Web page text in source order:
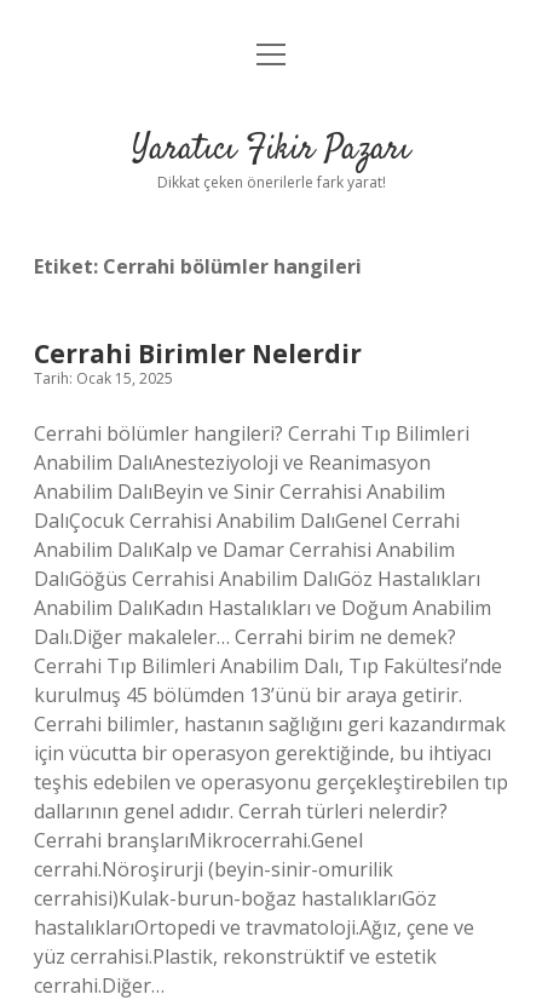
Anasayfa
Yasal Uyarı
menüyü
Yaratıcı Fikir Pazarı
Dikkat çeken önerilerle fark yarat!
Etiket: Cerrahi bölümler hangileri
Cerrahi Birimler Nelerdir
Tarih: Ocak 15, 2025
Cerrahi bölümler hangileri? Cerrahi Tıp Bilimleri
Anabilim DalıAnesteziyoloji ve Reanimasyon
Anabilim DalıBeyin ve Sinir Cerrahisi Anabilim
DalıÇocuk Cerrahisi Anabilim DalıGenel Cerrahi
Anabilim DalıKalp ve Damar Cerrahisi Anabilim
DalıGöğüs Cerrahisi Anabilim DalıGöz Hastalıkları
Anabilim DalıKadın Hastalıkları ve Doğum Anabilim
Dalı.Diğer makaleler… Cerrahi birim ne demek?
Cerrahi Tıp Bilimleri Anabilim Dalı, Tıp Fakültesi’nde
kurulmuş 45 bölümden 13’ünü bir araya getirir.
Cerrahi bilimler, hastanın sağlığını geri kazandırmak
için vücutta bir operasyon gerektiğinde, bu ihtiyacı
teşhis edebilen ve operasyonu gerçekleştirebilen tıp
dallarının genel adıdır. Cerrah türleri nelerdir?
Cerrahi branşlarıMikrocerrahi.Genel
cerrahi.Nöroşirurji (beyin-sinir-omurilik
cerrahisi)Kulak-burun-boğaz hastalıklarıGöz
hastalıklarıOrtopedi ve travmatoloji.Ağız, çene ve
yüz cerrahisi.Plastik, rekonstrüktif ve estetik
cerrahi.Diğer…